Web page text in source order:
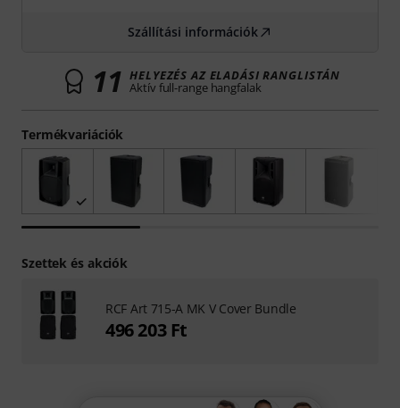
Termékvariációk
Szállítási információk
11 HELYEZÉS AZ ELADÁSI RANGLISTÁN
Aktív full-range hangfalak
Szettek és akciók
RCF Art 715-A MK V Cover Bundle
496 203 Ft